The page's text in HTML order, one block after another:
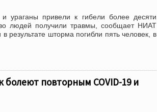
привели к гибели более десяти
людей получили травмы, сообщает НИАТ
результате шторма погибли пять человек, в
повторным COVID-19 и